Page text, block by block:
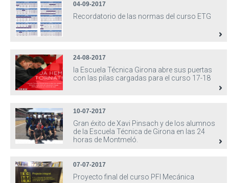
04-09-2017
Recordatorio de las normas del curso ETG
24-08-2017
la Escuela Técnica Girona abre sus puertas
con las pilas cargadas para el curso 17-18
10-07-2017
Gran éxito de Xavi Pinsach y de los alumnos
de la Escuela Técnica de Girona en las 24
horas de Montmeló.
07-07-2017
Proyecto final del curso PFI Mecánica